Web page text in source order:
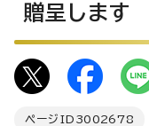
贈呈します
ページID 3002678